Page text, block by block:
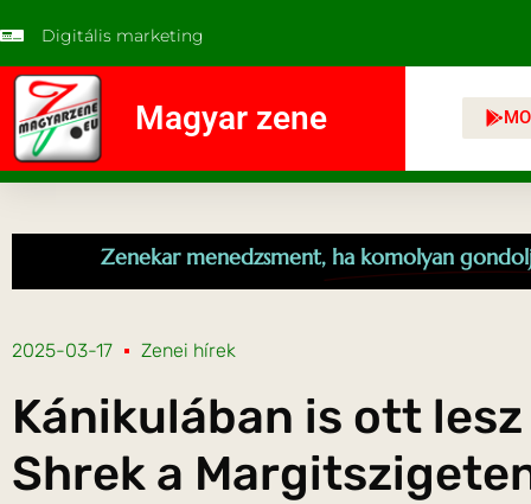
Digitális marketing
Magyar zene
Zenekar menedzsment, ha komolyan
2025-03-17 Zenei hírek
Kánikulában is ott lesz
Shrek a